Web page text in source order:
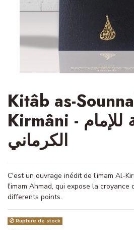
Kitâb as-
Kirmâni - كتاب السنة للإمام
الكرماني
C'est un ouvrage inédit de l'imam Al-
l'imam Ahmad, qui expose la croyance
differents points.
Rupture de stock